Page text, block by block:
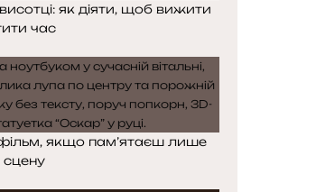
як діяти, щоб вижити
час
якщо пам’ятаєш лише